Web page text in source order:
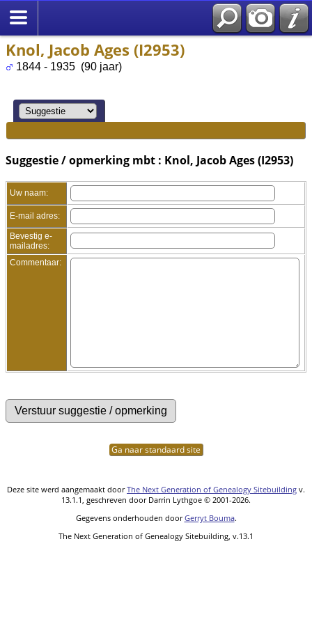
Knol, Jacob Ages (I2953)
1844 - 1935 (90 jaar)
Suggestie / opmerking mbt : Knol, Jacob Ages (I2953)
Uw naam:
E-mail adres:
Bevestig e-
mailadres:
Commentaar:
Ga naar standaard site
Deze site werd aangemaakt doorThe Next Generation of Genealogy Sitebuilding v.
13.1.1, geschreven door Darrin Lythgoe © 2001-2026.
Gegevens onderhouden doorGerryt Bouma.
The Next Generation of Genealogy Sitebuilding, v.13.1